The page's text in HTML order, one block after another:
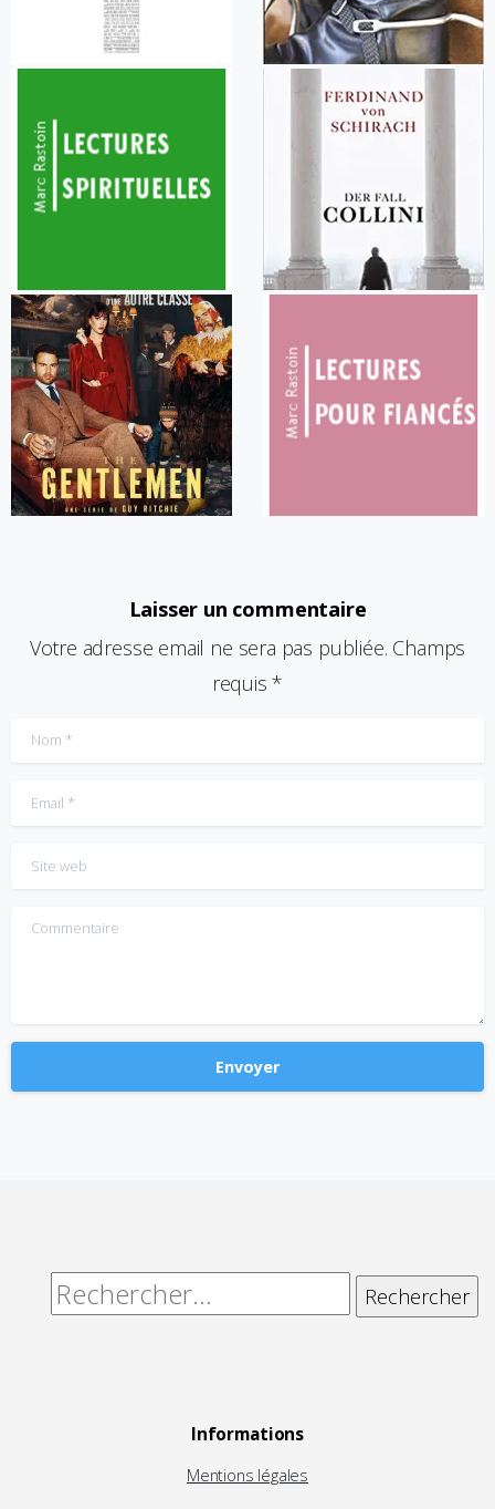
Laisser un commentaire
Votre adresse email ne sera pas publiée. Champs
requis *
Nom*
Email*
Site web
Commentaire
Rechercher :
Informations
Mentions légales